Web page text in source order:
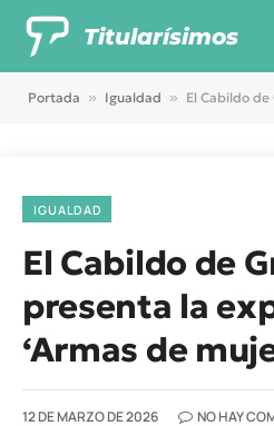
Titularísimos
Portada » Igualdad » El Cabildo de Gran
IGUALDAD
El Cabildo de
presenta la
‘Armas de
12 DE MARZO DE 2026
NO HAY